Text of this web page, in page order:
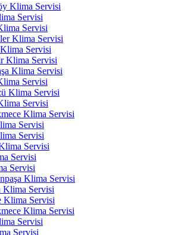
Klima Servisi
Servisi
Servisi
Klima Servisi
Servisi
Klima Servisi
Klima Servisi
Servisi
Klima Servisi
Servisi
Klima Servisi
Servisi
Servisi
Servisi
Servisi
Servisi
Klima Servisi
Klima Servisi
Klima Servisi
Klima Servisi
Servisi
Servisi